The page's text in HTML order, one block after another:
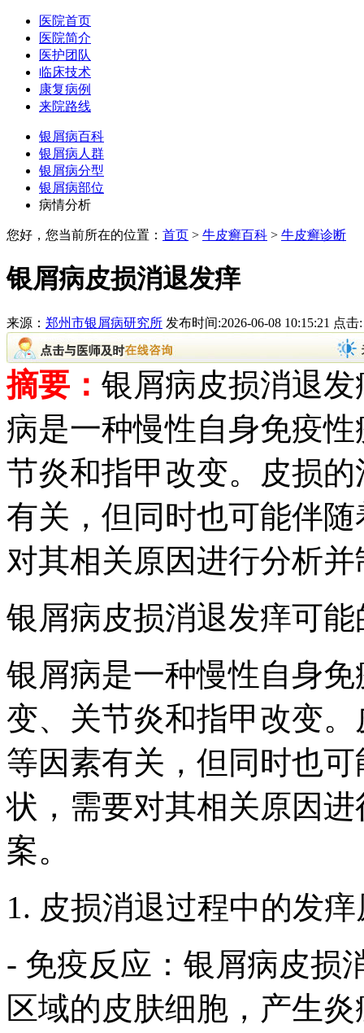
医院首页
医院简介
医护团队
临床技术
康复病例
来院路线
银屑病百科
银屑病人群
银屑病分型
银屑病部位
病情分析
您好，您当前所在的位置： 首页 > 牛皮癣百科 > 牛皮癣诊断
银屑病皮损消退发痒
来源： 郑州市银屑病研究所 发布时间:2026-06-08 10:15:21 点击:
摘要： 银屑病皮损消退
病是一种慢性自身免疫
节炎和指甲改变。皮损
有关，但同时也可能伴
对其相关原因进行分析
银屑病皮损消退发痒可
银屑病是一种慢性自身
变、关节炎和指甲改变
等因素有关，但同时也
状，需要对其相关原因
案。
1. 皮损消退过程中的发
- 免疫反应：银屑病皮损
区域的皮肤细胞，产生